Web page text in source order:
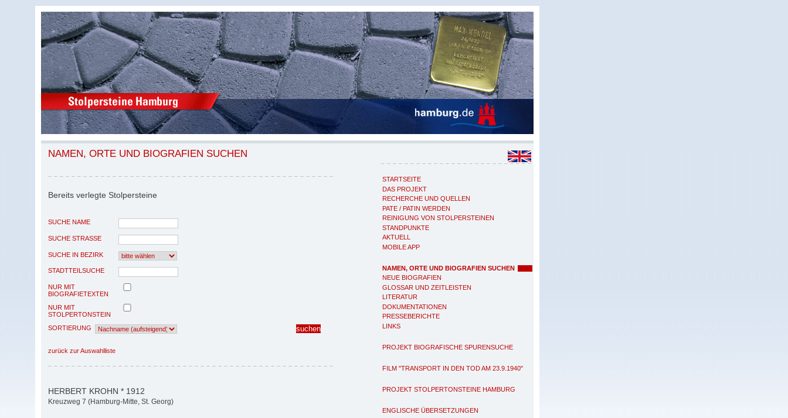
STARTSEITE
DAS PROJEKT
RECHERCHE UND QUELLEN
PATE / PATIN WERDEN
REINIGUNG VON STOLPERSTEINEN
STANDPUNKTE
AKTUELL
MOBILE APP
NAMEN, ORTE UND BIOGRAFIEN SUCHEN
NEUE BIOGRAFIEN
GLOSSAR UND ZEITLEISTEN
LITERATUR
DOKUMENTATIONEN
PRESSEBERICHTE
LINKS
PROJEKT BIOGRAFISCHE SPURENSUCHE
FILM "TRANSPORT IN DEN TOD AM 23.9.1940"
PROJEKT STOLPERTONSTEINE HAMBURG
ENGLISCHE ÜBERSETZUNGEN
NAMEN, ORTE UND BIOGRAFIEN SUCHEN
Bereits verlegte Stolpersteine
SUCHE NAME
SUCHE STRASSE
SUCHE IN BEZIRK
STADTTEILSUCHE
NUR MIT
BIOGRAFIETEXTEN
NUR MIT
STOLPERTONSTEIN
SORTIERUNG
zurück zur Auswahlliste
HERBERT KROHN * 1912
Kreuzweg 7 (Hamburg-Mitte, St. Georg)